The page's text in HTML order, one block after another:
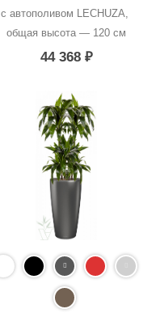
с автополивом LECHUZA,
общая высота — 120 см
44 368 ₽